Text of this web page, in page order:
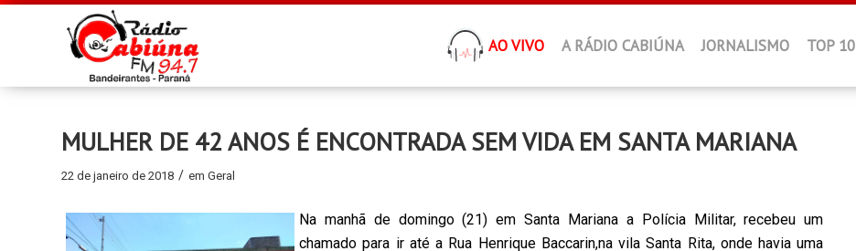
AO VIVO A RÁDIO CABIÚNA JORNALISMO TOP 10
MULHER DE 42 ANOS É ENCONTRADA SEM VIDA EM SANTA MARIANA
22 de janeiro de 2018 / em Geral
Na manhã de domingo (21) em Santa Mariana a Polícia Militar, recebeu um
chamado para ir até a Rua Henrique Baccarin,na vila Santa Rita, onde havia uma